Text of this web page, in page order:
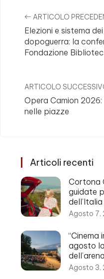
ARTICOLO
Elezioni e sistema
dopoguerra: la
Fondazione
ARTICOLO
Opera Camion
nelle piazze
Articoli recenti
Cortona
guidate
Agosto 7,
“Cinema
agosto
Agosto 3,